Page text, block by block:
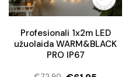
Profesionali 1x2m LED
užuolaida WARM&BLACK
PRO IP67